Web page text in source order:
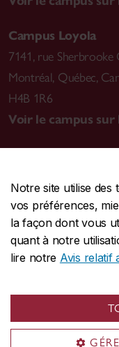
Notre site utilise des
vos préférences,
la façon dont vous
quant à notre
lire notre Avis relatif
Campus Loyola
7141, rue Sherbrooke
Montréal, Québec,
H4B 1R6
Voir le campus sur
CENTRALE514-
URGENCE514-
Protection et prévention
Conditions d'utilisation |
© Université Concordia.